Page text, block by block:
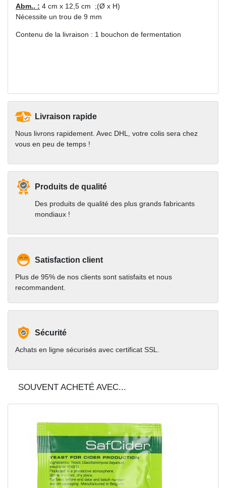
Abm.. : 4 cm x 12,5 cm ;(Ø x H)
Nécessite un trou de 9 mm
Contenu de la livraison : 1 bouchon de fermentation
Livraison rapide
Nous livrons rapidement. Avec DHL, votre colis sera chez
vous en peu de temps !
Produits de qualité
Des produits de qualité des plus grands fabricants
mondiaux !
Satisfaction client
Plus de 95% de nos clients sont satisfaits et nous
recommandent.
Sécurité
Achats en ligne sécurisés avec certificat SSL.
SOUVENT ACHETÉ AVEC...